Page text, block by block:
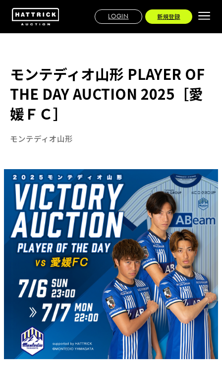
LOGIN 新規登録
モンテディオ山形 PLAYER OF
THE DAY AUCTION 2025［愛
媛ＦＣ］
モンテディオ山形